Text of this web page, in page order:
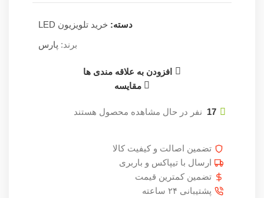
دسته: خرید تلویزیون LED
برند: پارس
افزودن به علاقه مندی ها
مقایسه
17 نفر در حال مشاهده محصول هستند
تضمین اصالت و کیفیت کالا
ارسال با تیپاکس و باربری
تضمین کمترین قیمت
پشتیبانی ۲۴ ساعته